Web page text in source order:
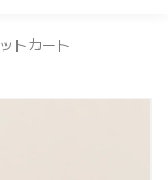
トカート